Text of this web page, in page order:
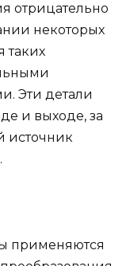
отрицательно
некоторых
таких
Эти детали
и выходе, за
источник
применяются